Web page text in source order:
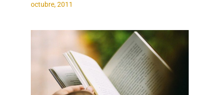
octubre, 2011